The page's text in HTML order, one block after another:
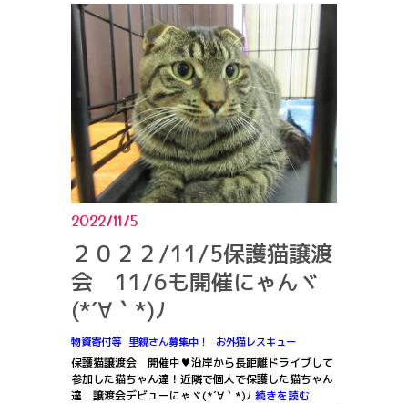
2022/11/5
２０２２/11/5保護猫譲渡
会 11/6も開催にゃんヾ
(*´∀｀*)ﾉ
物資寄付等 里親さん募集中！ お外猫レスキュー
保護猫譲渡会 開催中♥沿岸から長距離ドライブして
参加した猫ちゃん達！近隣で個人で保護した猫ちゃん
達 譲渡会デビューにゃヾ(*´∀｀*)ﾉ 続きを読む